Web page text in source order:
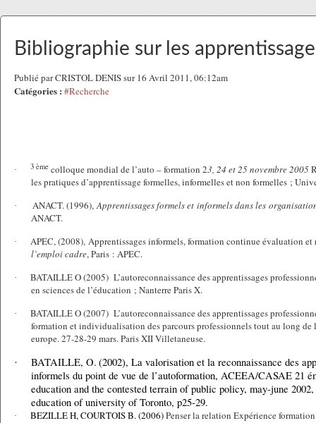
Bibliographie sur les
Publié par CRISTOL DENIS sur 16 Avril 2011, 06:12am
Catégories : #Recherche
· 3 ème colloque mondial de l’auto – formation 23, 24 et 25 novembre 2005
les pratiques d’apprentissage formelles, informelles et non formelles ;
· ANACT. (1996),Apprentissages formels et informels dans les
ANACT.
·
APEC, (2008), Apprentissages informels, formation continue évaluation et
l’emploi cadre, Paris : APEC.
· BATAILLE O (2005) L’autoreconnaissance des apprentissages
en sciences de l’éducation ; Nanterre Paris X.
· BATAILLE O (2007) L’autoreconnaissance des apprentissages
formation et individualisation des parcours professionnels tout au long de
europe. 27-28-29 mars. Paris XII Villetaneuse.
· BATAILLE, O. (2002), La valorisation et la reconnaissance des
informels du point de vue de l’autoformation, ACEEA/CASAE 21
education and the contested terrain of public policy, may-june
education of university of Toronto, p25-29.
· BEZILLE H, COURTOIS B. (2006)Penser la relation Expérience